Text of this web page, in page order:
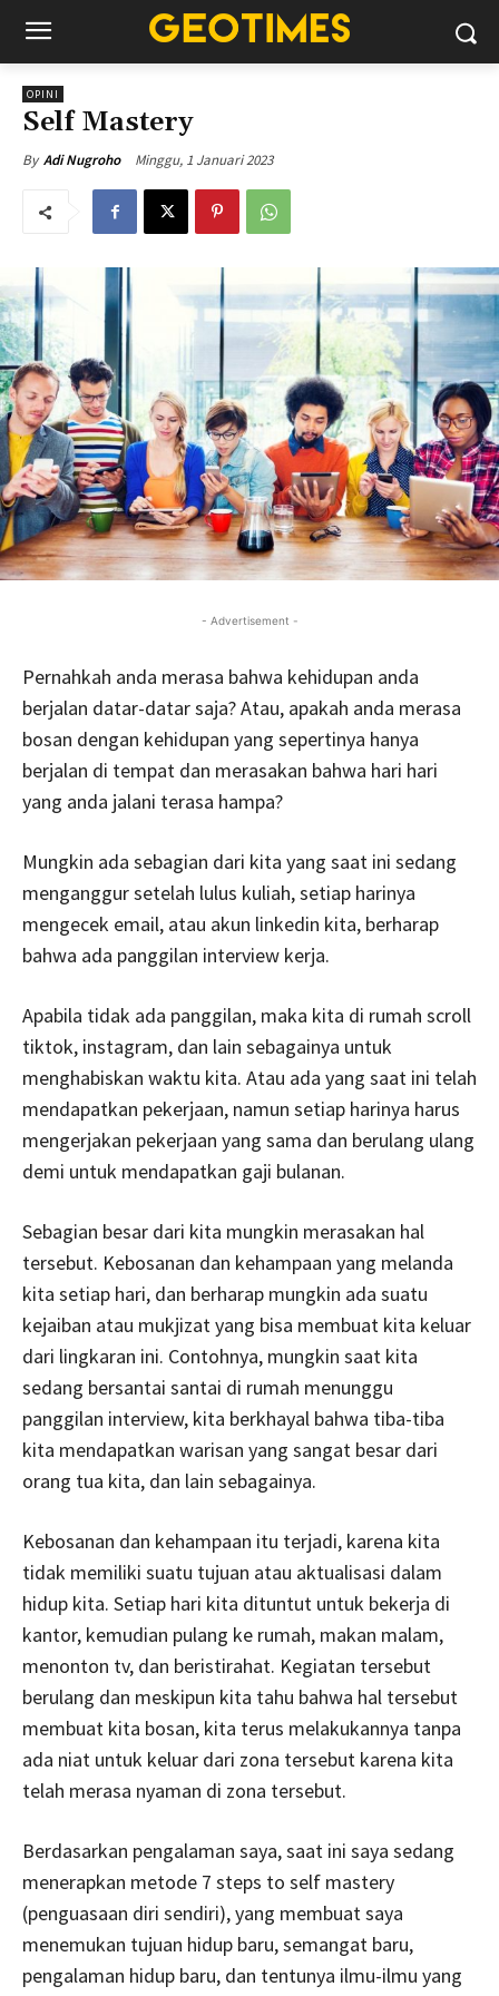
OPINI
Self Mastery
By Adi Nugroho Minggu, 1 Januari 2023
- Advertisement -
Pernahkah anda merasa bahwa kehidupan anda
berjalan datar-datar saja? Atau, apakah anda merasa
bosan dengan kehidupan yang sepertinya hanya
berjalan di tempat dan merasakan bahwa hari hari
yang anda jalani terasa hampa?
Mungkin ada sebagian dari kita yang saat ini sedang
menganggur setelah lulus kuliah, setiap harinya
mengecek email, atau akun linkedin kita, berharap
bahwa ada panggilan interview kerja.
Apabila tidak ada panggilan, maka kita di rumah scroll
tiktok, instagram, dan lain sebagainya untuk
menghabiskan waktu kita. Atau ada yang saat ini telah
mendapatkan pekerjaan, namun setiap harinya harus
mengerjakan pekerjaan yang sama dan berulang ulang
demi untuk mendapatkan gaji bulanan.
Sebagian besar dari kita mungkin merasakan hal
tersebut. Kebosanan dan kehampaan yang melanda
kita setiap hari, dan berharap mungkin ada suatu
kejaiban atau mukjizat yang bisa membuat kita keluar
dari lingkaran ini. Contohnya, mungkin saat kita
sedang bersantai santai di rumah menunggu
panggilan interview, kita berkhayal bahwa tiba-tiba
kita mendapatkan warisan yang sangat besar dari
orang tua kita, dan lain sebagainya.
Kebosanan dan kehampaan itu terjadi, karena kita
tidak memiliki suatu tujuan atau aktualisasi dalam
hidup kita. Setiap hari kita dituntut untuk bekerja di
kantor, kemudian pulang ke rumah, makan malam,
menonton tv, dan beristirahat. Kegiatan tersebut
berulang dan meskipun kita tahu bahwa hal tersebut
membuat kita bosan, kita terus melakukannya tanpa
ada niat untuk keluar dari zona tersebut karena kita
telah merasa nyaman di zona tersebut.
Berdasarkan pengalaman saya, saat ini saya sedang
menerapkan metode 7 steps to self mastery
(penguasaan diri sendiri), yang membuat saya
menemukan tujuan hidup baru, semangat baru,
pengalaman hidup baru, dan tentunya ilmu-ilmu yang